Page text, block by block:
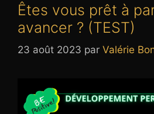
Êtes vous prêt à
avancer ? (TEST)
23 août 2023 par Valérie